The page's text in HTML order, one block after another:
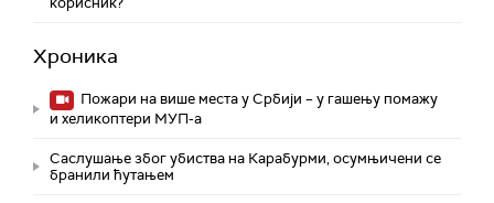
Хроника
Пожари на више места у Србији – у гашењу помажу
и хеликоптери МУП-а
Саслушање због убиства на Карабурми, осумњичени се
бранили ћутањем